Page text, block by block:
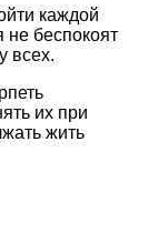
каждой
беспокоят
всех.
их при
жить